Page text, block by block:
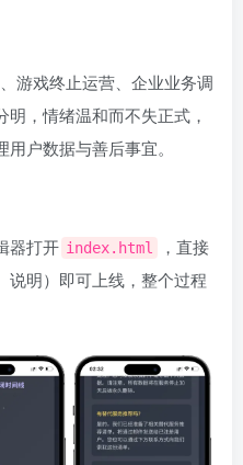
游戏终止运营、企业业务调
，情绪温和而不失正式，
户数据与善后事宜。
器打开 index.html
，直接
说明）即可上线，整个过程